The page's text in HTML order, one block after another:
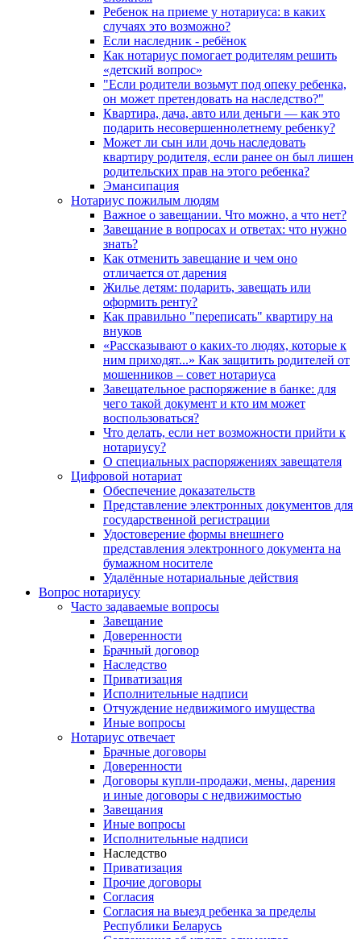
Ребенок на приеме у нотариуса: в каких
случаях это возможно?
Если наследник - ребёнок
Как нотариус помогает родителям решить
«детский вопрос»
"Если родители возьмут под опеку ребенка,
он может претендовать на наследство?"
Квартира, дача, авто или деньги — как это
подарить несовершеннолетнему ребенку?
Может ли сын или дочь наследовать
квартиру родителя, если ранее он был лишен
родительских прав на этого ребенка?
Эмансипация
Нотариус пожилым людям
Важное о завещании. Что можно, а что нет?
Завещание в вопросах и ответах: что нужно
знать?
Как отменить завещание и чем оно
отличается от дарения
Жилье детям: подарить, завещать или
оформить ренту?
Как правильно "переписать" квартиру на
внуков
«Рассказывают о каких-то людях, которые к
ним приходят...» Как защитить родителей от
мошенников – совет нотариуса
Завещательное распоряжение в банке: для
чего такой документ и кто им может
воспользоваться?
Что делать, если нет возможности прийти к
нотариусу?
О специальных распоряжениях завещателя
Цифровой нотариат
Обеспечение доказательств
Представление электронных документов для
государственной регистрации
Удостоверение формы внешнего
представления электронного документа на
бумажном носителе
Удалённые нотариальные действия
Вопрос нотариусу
Часто задаваемые вопросы
Завещание
Доверенности
Брачный договор
Наследство
Приватизация
Исполнительные надписи
Отчуждение недвижимого имущества
Иные вопросы
Нотариус отвечает
Брачные договоры
Доверенности
Договоры купли-продажи, мены, дарения
и иные договоры с недвижимостью
Завещания
Иные вопросы
Исполнительные надписи
Наследство
Приватизация
Прочие договоры
Согласия
Согласия на выезд ребенка за пределы
Республики Беларусь